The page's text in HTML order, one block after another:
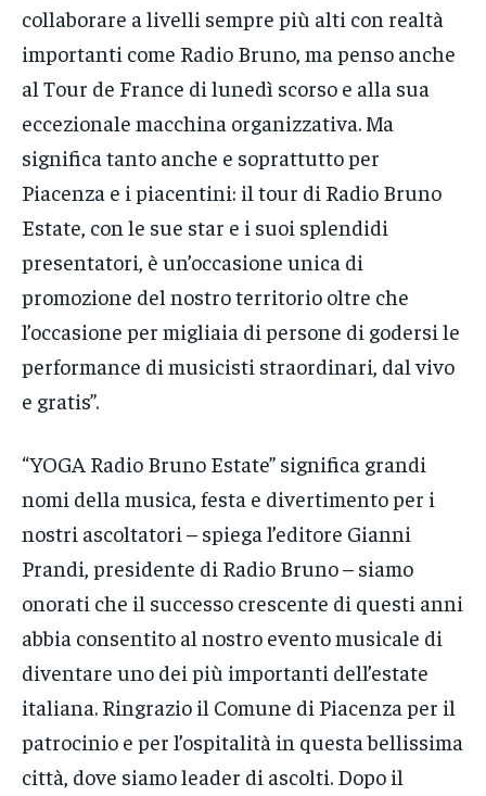
collaborare a livelli sempre più alti con realtà
importanti come Radio Bruno, ma penso anche
al Tour de France di lunedì scorso e alla sua
eccezionale macchina organizzativa. Ma
significa tanto anche e soprattutto per
Piacenza e i piacentini: il tour di Radio Bruno
Estate, con le sue star e i suoi splendidi
presentatori, è un’occasione unica di
promozione del nostro territorio oltre che
l’occasione per migliaia di persone di godersi le
performance di musicisti straordinari, dal vivo
e gratis”.
“YOGA Radio Bruno Estate” significa grandi
nomi della musica, festa e divertimento per i
nostri ascoltatori – spiega l’editore Gianni
Prandi, presidente di Radio Bruno – siamo
onorati che il successo crescente di questi anni
abbia consentito al nostro evento musicale di
diventare uno dei più importanti dell’estate
italiana. Ringrazio il Comune di Piacenza per il
patrocinio e per l’ospitalità in questa bellissima
città, dove siamo leader di ascolti. Dopo il